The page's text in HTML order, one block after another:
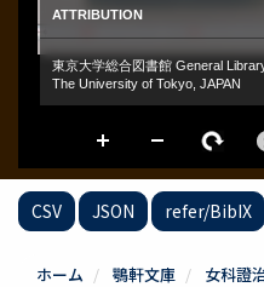
CSV JSON refer/BibIX
ホーム 鶚軒文庫 女科證